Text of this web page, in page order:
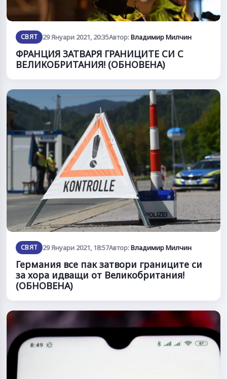
СВЯТ 29 Януари 2021, 20:35Автор:Владимир Милчин
ФРАНЦИЯ ЗАТВАРЯ ГРАНИЦИТЕ СИ С
ВЕЛИКОБРИТАНИЯ! (ОБНОВЕНА)
СВЯТ 29 Януари 2021, 18:57Автор:Владимир Милчин
Германия все пак затвори границите си
за хора идващи от Великобритания!
(ОБНОВЕНА)